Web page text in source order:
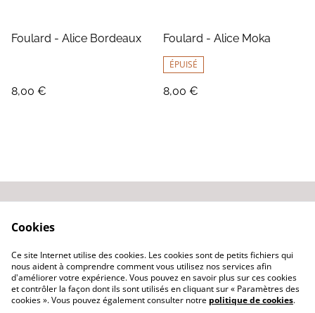
Foulard - Alice Bordeaux
8,00 €
Foulard - Alice Moka
ÉPUISÉ
8,00 €
Politique de
confidentialité
Cookies
Ce site Internet utilise des cookies. Les cookies sont de petits fichiers qui
nous aident à comprendre comment vous utilisez nos services afin
d'améliorer votre expérience. Vous pouvez en savoir plus sur ces cookies
et contrôler la façon dont ils sont utilisés en cliquant sur « Paramètres des
cookies ». Vous pouvez également consulter notre politique de cookies.